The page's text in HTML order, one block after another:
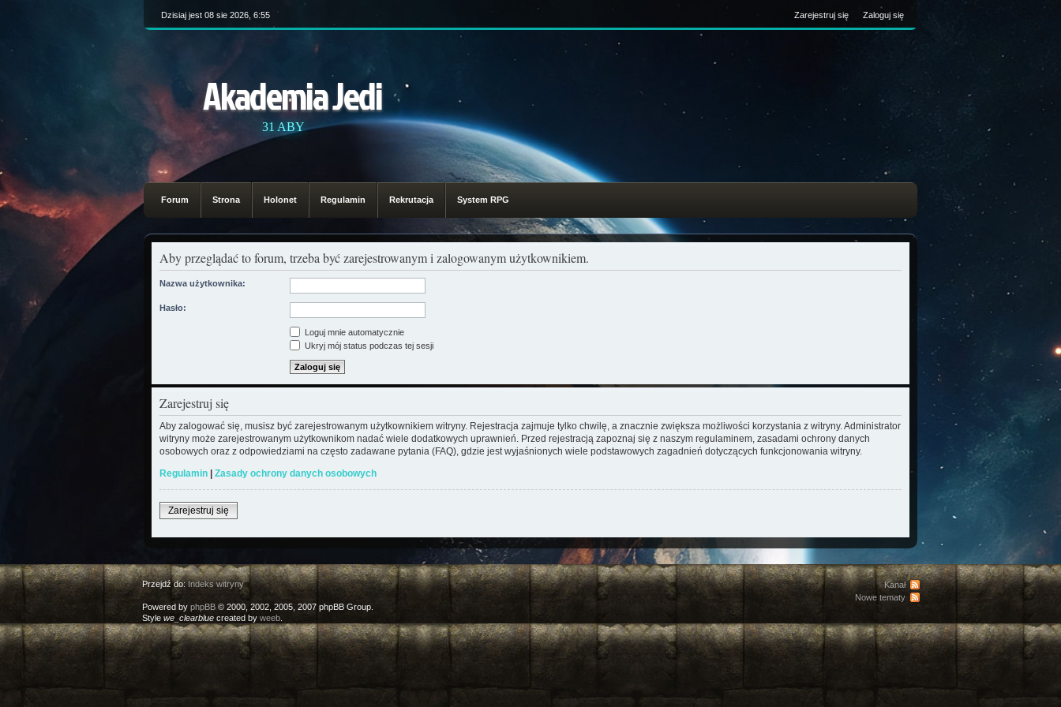
Dzisiaj jest 08 sie 2026, 6:55 Zarejestruj się Zaloguj się
Akademia Jedi
31 ABY
Forum Strona Holonet Regulamin Rekrutacja System RPG
Aby przeglądać to forum, trzeba być zarejestrowanym i zalogowanym użytkownikiem.
Nazwa użytkownika:
Hasło:
Loguj mnie automatycznie
Ukryj mój status podczas tej sesji
Zarejestruj się
Aby zalogować się, musisz być zarejestrowanym użytkownikiem witryny. Rejestracja zajmuje tylko chwilę, a znacznie zwiększa możliwości korzystania z witryny. Administrator
witryny może zarejestrowanym użytkownikom nadać wiele dodatkowych uprawnień. Przed rejestracją zapoznaj się z naszym regulaminem, zasadami ochrony danych
osobowych oraz z odpowiedziami na często zadawane pytania (FAQ), gdzie jest wyjaśnionych wiele podstawowych zagadnień dotyczących funkcjonowania witryny.
Regulamin | Zasady ochrony danych osobowych
Zarejestruj się
Przejdź do:Indeks witryny
Powered by phpBB© 2000, 2002, 2005, 2007 phpBB Group.
Style we_clearbluecreated by weeb.
Kanał
Nowe tematy